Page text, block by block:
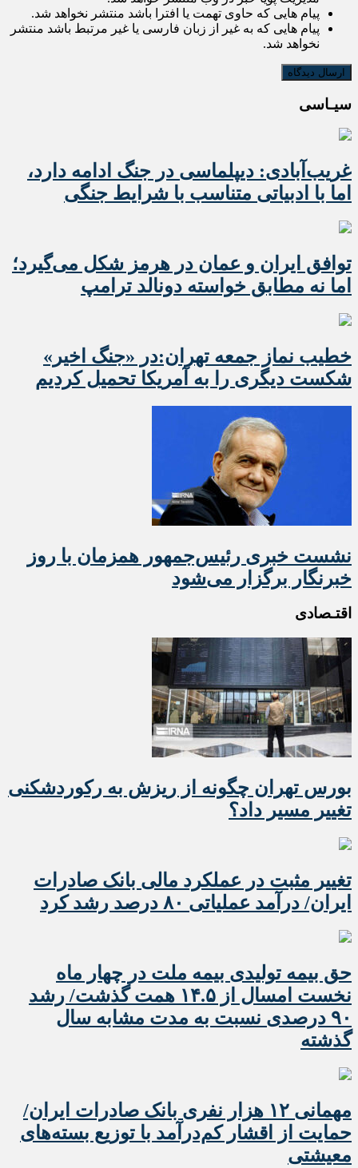
پیام هایی که حاوی تهمت یا افترا باشد منتشر نخواهد شد.
پیام هایی که به غیر از زبان فارسی یا غیر مرتبط باشد منتشر
نخواهد شد.
سیـاسی
غریب‌آبادی: دیپلماسی در جنگ ادامه دارد،
اما با ادبیاتی متناسب با شرایط جنگی
توافق ایران و عمان در هرمز شکل می‌گیرد؛
اما نه مطابق خواسته دونالد ترامپ
خطیب نماز جمعه تهران:در «جنگ اخیر»
شکست دیگری را به آمریکا تحمیل کردیم
نشست خبری رئیس‌جمهور همزمان با روز
خبرنگار برگزار می‌شود
اقتـصادی
بورس تهران چگونه از ریزش به رکوردشکنی
تغییر مسیر داد؟
تغییر مثبت در عملکرد مالی بانک صادرات
ایران/ درآمد عملیاتی ۸۰ درصد رشد کرد
حق بیمه تولیدی بیمه ملت در چهار ماه
نخست امسال از ۱۴.۵ همت گذشت/ رشد
۹۰ درصدی نسبت به مدت مشابه سال
گذشته
مهمانی ۱۲ هزار نفری بانک صادرات ایران/
حمایت از اقشار کم‌درآمد با توزیع بسته‌های
معیشتی